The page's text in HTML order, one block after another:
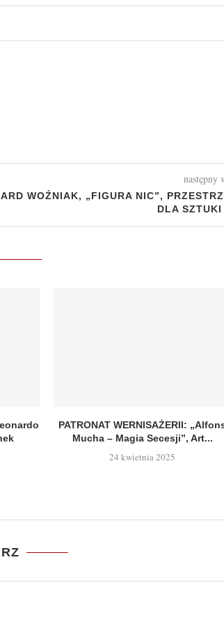
następny
WOŹNIAK, „FIGURA NIC”,
DLA SZTUKI
PATRONAT WERNISAŻERII:
Mucha – Magia Secesji”, Art...
24 kwietnia 2025